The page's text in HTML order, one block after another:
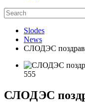
Slodes
News
СЛОДЭС
555
СЛОДЭС